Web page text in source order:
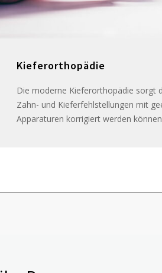
Kieferorthopädie
Die moderne Kieferorthopädie sorgt
Zahn- und Kieferfehlstellungen mit
Apparaturen korrigiert werden